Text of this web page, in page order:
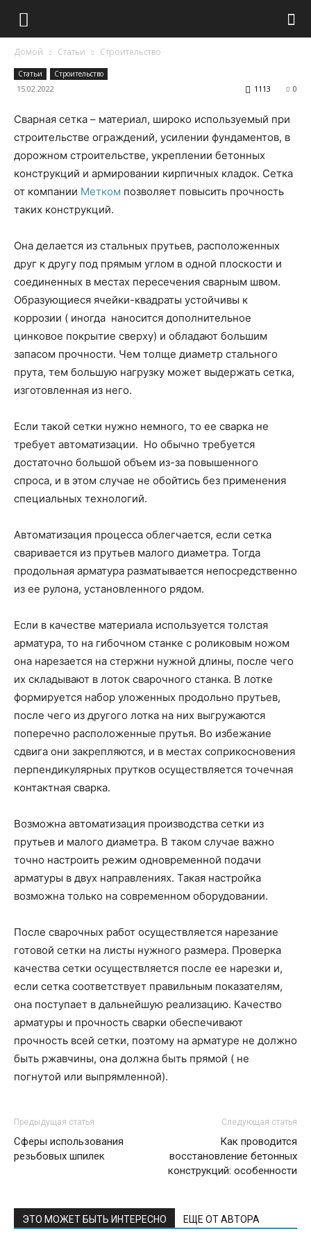
Домой Статьи Строительство
Статьи Строительство
15.02.2022 0
1113
Сварная сетка – материал, широко используемый при
строительстве ограждений, усилении фундаментов, в
дорожном строительстве, укреплении бетонных
конструкций и армировании кирпичных кладок. Сетка
от компании Метком позволяет повысить прочность
таких конструкций.
Она делается из стальных прутьев, расположенных
друг к другу под прямым углом в одной плоскости и
соединенных в местах пересечения сварным швом.
Образующиеся ячейки-квадраты устойчивы к
коррозии ( иногда наносится дополнительное
цинковое покрытие сверху) и обладают большим
запасом прочности. Чем толще диаметр стального
прута, тем большую нагрузку может выдержать сетка,
изготовленная из него.
Если такой сетки нужно немного, то ее сварка не
требует автоматизации. Но обычно требуется
достаточно большой объем из-за повышенного
спроса, и в этом случае не обойтись без применения
специальных технологий.
Автоматизация процесса облегчается, если сетка
сваривается из прутьев малого диаметра. Тогда
продольная арматура разматывается непосредственно
из ее рулона, установленного рядом.
Если в качестве материала используется толстая
арматура, то на гибочном станке с роликовым ножом
она нарезается на стержни нужной длины, после чего
их складывают в лоток сварочного станка. В лотке
формируется набор уложенных продольно прутьев,
после чего из другого лотка на них выгружаются
поперечно расположенные прутья. Во избежание
сдвига они закрепляются, и в местах соприкосновения
перпендикулярных прутков осуществляется точечная
контактная сварка.
Возможна автоматизация производства сетки из
прутьев и малого диаметра. В таком случае важно
точно настроить режим одновременной подачи
арматуры в двух направлениях. Такая настройка
возможна только на современном оборудовании.
После сварочных работ осуществляется нарезание
готовой сетки на листы нужного размера. Проверка
качества сетки осуществляется после ее нарезки и,
если сетка соответствует правильным показателям,
она поступает в дальнейшую реализацию. Качество
арматуры и прочность сварки обеспечивают
прочность всей сетки, поэтому на арматуре не должно
быть ржавчины, она должна быть прямой ( не
погнутой или выпрямленной).
Предыдущая статья
Сферы использования
резьбовых шпилек
Следующая статья
Как проводится
восстановление бетонных
конструкций: особенности
ЭТО МОЖЕТ БЫТЬ ИНТЕРЕСНО ЕЩЕ ОТ АВТОРА